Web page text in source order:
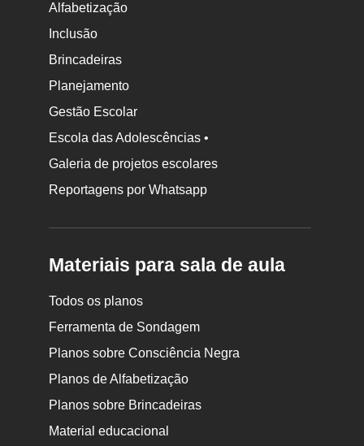
Alfabetização
Inclusão
Brincadeiras
Planejamento
Gestão Escolar
Escola das Adolescências •
Galeria de projetos escolares
Reportagens por Whatsapp
Materiais para sala de aula
Todos os planos
Ferramenta de Sondagem
Planos sobre Consciência Negra
Planos de Alfabetização
Planos sobre Brincadeiras
Material educacional